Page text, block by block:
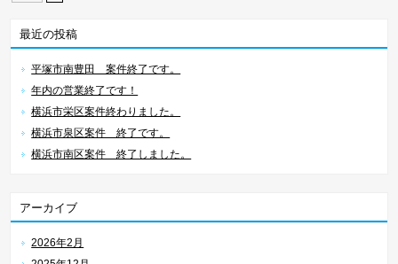
最近の投稿
平塚市南豊田 案件終了です。
年内の営業終了です！
横浜市栄区案件終わりました。
横浜市泉区案件 終了です。
横浜市南区案件 終了しました。
アーカイブ
2026年2月